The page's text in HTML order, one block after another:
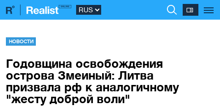
НОВОСТИ
Годовщина освобождения
острова Змеиный: Литва
призвала рф к аналогичному
"жесту доброй воли"